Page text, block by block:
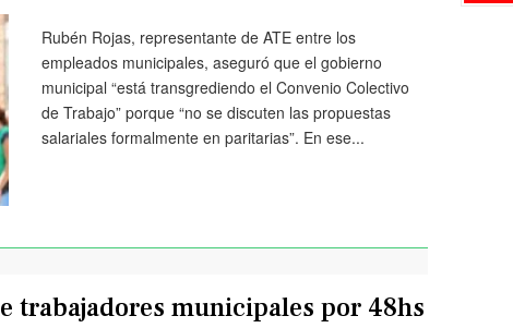
Rubén Rojas, representante de ATE entre los
empleados municipales, aseguró que el gobierno
municipal “está transgrediendo el Convenio Colectivo
de Trabajo” porque “no se discuten las propuestas
salariales formalmente en paritarias”. En ese...
trabajadores municipales por 48hs